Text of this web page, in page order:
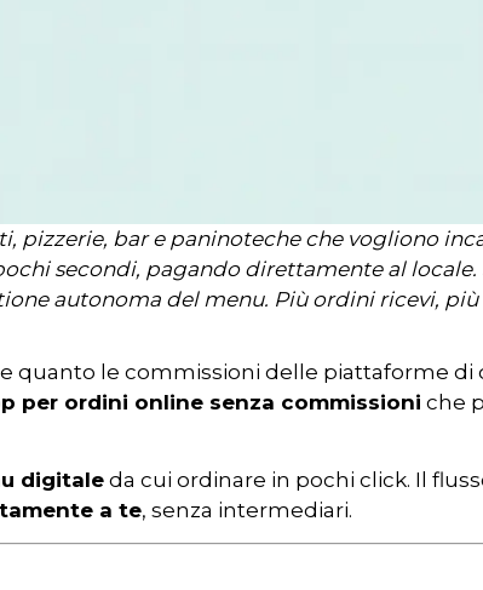
bar e paninoteche che vogliono
secondi, pagando direttamente al
autonoma del menu. Più ordini ricevi,
quanto le commissioni delle piattaforme di
per ordini online senza commissioni che
digitale da cui ordinare in pochi click. Il
a te, senza intermediari.